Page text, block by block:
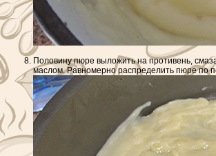
Половину пюре выложить на противень,
маслом. Равномерно распределить пюре по